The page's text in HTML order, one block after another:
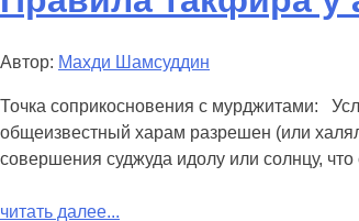
Автор: Махди Шамсуддин
Точкa соприкосновения с мурджитами:
общеизвестный харам разрешен (или
совершения суджуда идолу или солнцу,
читать далее...